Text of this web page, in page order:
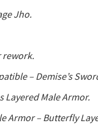
Jho.
rework.
– Demise’s
Layered Male Armor.
Armor – Butterfly